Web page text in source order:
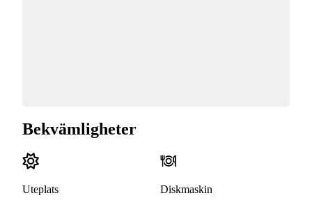
Bekvämligheter
Uteplats Diskmaskin